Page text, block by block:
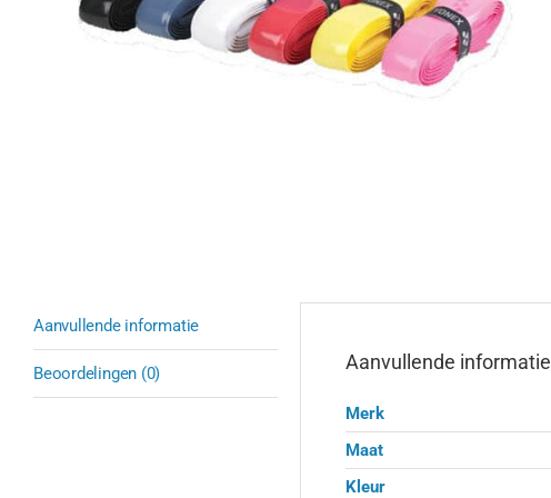
Aanvullende informatie
Beoordelingen (0) Aanvullende informatie
Merk
Maat
Kleur